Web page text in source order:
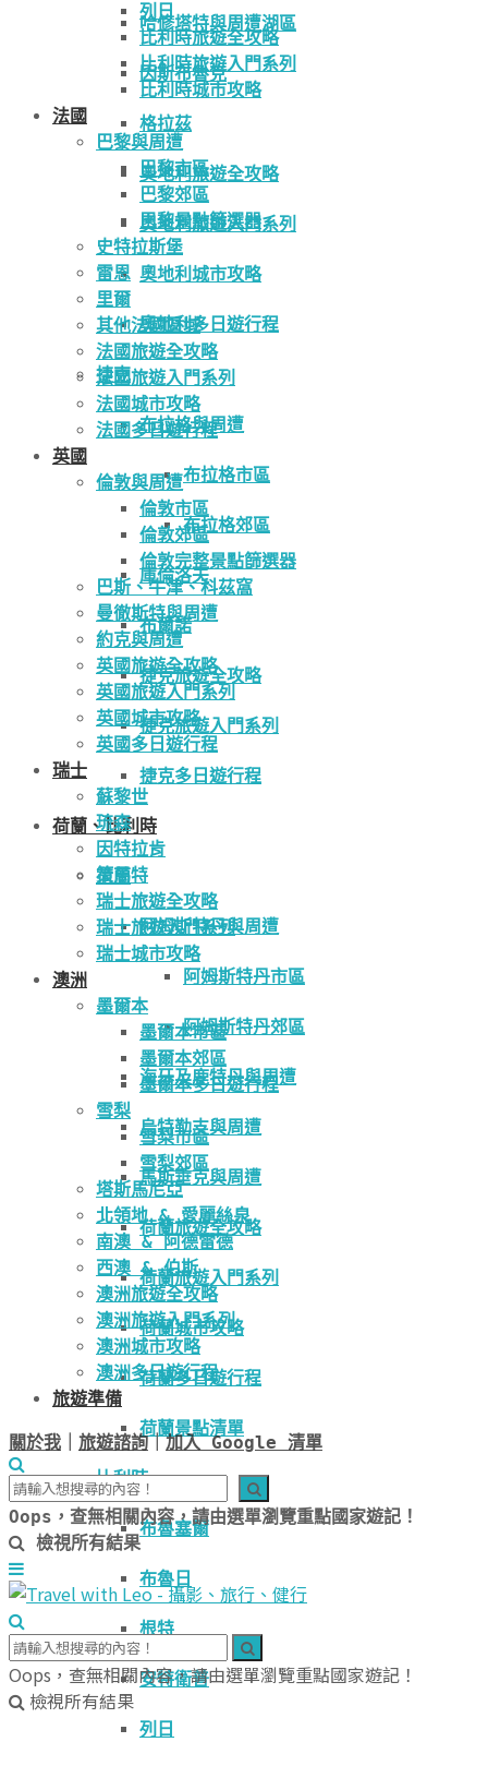
哈修塔特與周遭湖區
因斯布魯克
格拉茲
奧地利旅遊全攻略
奧地利旅遊入門系列
奧地利城市攻略
奧地利多日遊行程
捷克
布拉格與周遭
布拉格市區
布拉格郊區
庫倫洛夫
布爾諾
捷克旅遊全攻略
捷克旅遊入門系列
捷克多日遊行程
荷蘭、比利時
荷蘭
阿姆斯特丹與周遭
阿姆斯特丹市區
阿姆斯特丹郊區
海牙及鹿特丹與周遭
烏特勒支與周遭
馬斯垂克與周遭
荷蘭旅遊全攻略
荷蘭旅遊入門系列
荷蘭城市攻略
荷蘭多日遊行程
荷蘭景點清單
比利時
布魯塞爾
布魯日
根特
安特衛普
列日
列日
比利時旅遊全攻略
比利時旅遊入門系列
比利時城市攻略
法國
巴黎與周遭
巴黎市區
巴黎郊區
巴黎景點篩選器
史特拉斯堡
雷恩
里爾
其他法國區域
法國旅遊全攻略
法國旅遊入門系列
法國城市攻略
法國多日遊行程
英國
倫敦與周遭
倫敦市區
倫敦郊區
倫敦完整景點篩選器
巴斯、牛津、科茲窩
曼徹斯特與周遭
約克與周遭
英國旅遊全攻略
英國旅遊入門系列
英國城市攻略
英國多日遊行程
瑞士
蘇黎世
琉森
因特拉肯
策馬特
瑞士旅遊全攻略
瑞士旅遊入門系列
瑞士城市攻略
澳洲
墨爾本
墨爾本市區
墨爾本郊區
墨爾本多日遊行程
雪梨
雪梨市區
雪梨郊區
塔斯馬尼亞
北領地 & 愛麗絲泉
南澳 & 阿德雷德
西澳 & 伯斯
澳洲旅遊全攻略
澳洲旅遊入門系列
澳洲城市攻略
澳洲多日遊行程
旅遊準備
關於我 旅遊諮詢｜加入 Google 清單
Oops，查無相關內容，請由選單瀏覽重點國家遊記！
檢視所有結果
Oops，查無相關內容，請由選單瀏覽重點國家遊記！
檢視所有結果